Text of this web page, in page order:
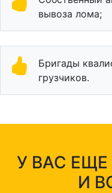
вывоза лома;
Бригады
грузчиков.
У ВАС
И